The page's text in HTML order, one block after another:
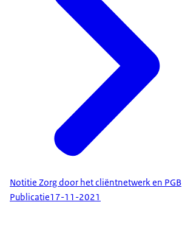
Notitie Zorg door het cliëntnetwerk en PGB
Publicatie17-11-2021